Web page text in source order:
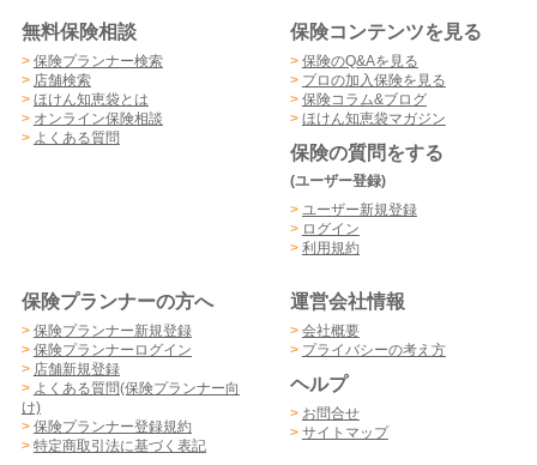
無料保険相談
> 保険プランナー検索
> 店舗検索
> ほけん知恵袋とは
> オンライン保険相談
> よくある質問
保険コンテンツを見る
> 保険のQ&Aを見る
> プロの加入保険を見る
> 保険コラム&ブログ
> ほけん知恵袋マガジン
保険の質問をする
(ユーザー登録)
> ユーザー新規登録
> ログイン
> 利用規約
保険プランナーの方へ
> 保険プランナー新規登録
> 保険プランナーログイン
> 店舗新規登録
> よくある質問(保険プランナー向
け)
> 保険プランナー登録規約
> 特定商取引法に基づく表記
運営会社情報
> 会社概要
> プライバシーの考え方
ヘルプ
> お問合せ
> サイトマップ